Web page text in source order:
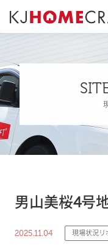
男山美桜4号
2025.11.04 現場状況リ